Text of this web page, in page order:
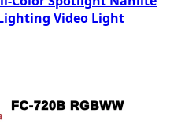
Lighting Video Light